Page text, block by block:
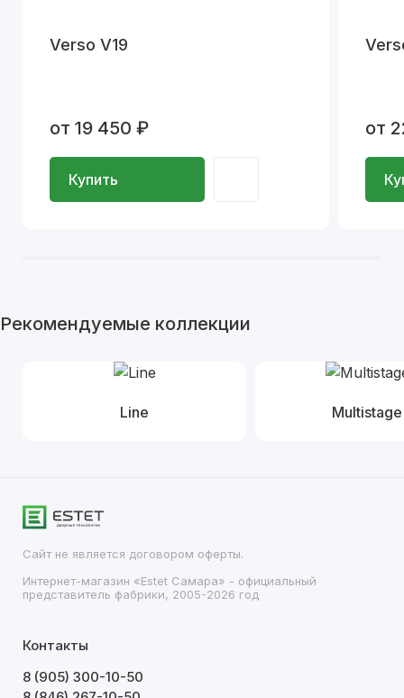
Verso V19
от 19 450 ₽
Купить
от
Рекомендуемые коллекции
Line Multistage
Сайт не является договором оферты.
Интернет-магазин «Estet Самара» - официальный
представитель фабрики, 2005-2026 год
Контакты
8 (905) 300-10-50